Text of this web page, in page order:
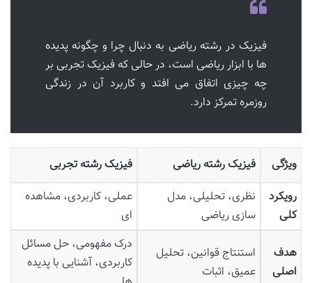
فیزیک در رشته ریاضی به دنبال چرا و چگونه پدیده
ها با ابزار ریاضی است، در حالی که فیزیک تجربی بر
چه چیزی اتفاق می افتد و کاربرد آن در زندگی
روزمره تمرکز دارد.
ویژگی فیزیک رشته ریاضی
فیزیک رشته تجربی
رویکرد
کلی
نظری، تحلیلی، مدل
سازی ریاضی
عملی، کاربردی، مشاهده
ای
هدف
اصلی
استنتاج قوانین، تحلیل
عمیق، اثبات
درک مفهومی، حل مسائل
کاربردی، آشنایی با پدیده